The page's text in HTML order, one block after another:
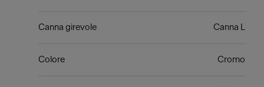
Canna girevole Canna L
Colore Cromo